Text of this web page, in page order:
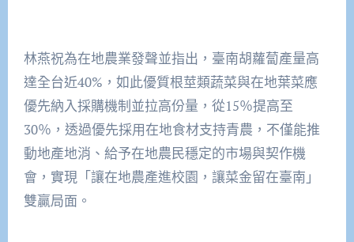
林燕祝為在地農業發聲並指出，臺南胡蘿蔔產量高
達全台近40%，如此優質根莖類蔬菜與在地葉菜應
優先納入採購機制並拉高份量，從15％提高至
30％，透過優先採用在地食材支持青農，不僅能推
動地產地消、給予在地農民穩定的市場與契作機
會，實現「讓在地農產進校園，讓菜金留在臺南」
雙贏局面。